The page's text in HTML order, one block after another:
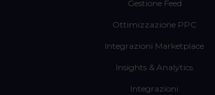
Gestione Feed
Ottimizzazione PPC
Integrazioni Marketplace
Insights & Analytics
Integrazioni